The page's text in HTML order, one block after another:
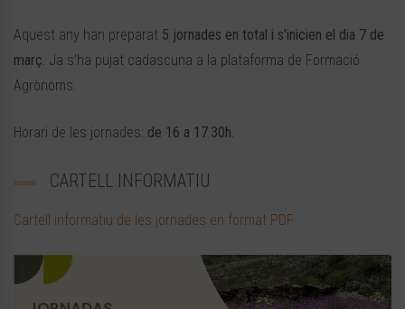
Aquest any han preparat 5 jornades en total i s’inicien el dia 7 de
març. Ja s’ha pujat cadascuna a la plataforma de Formació
Agrònoms.
Horari de les jornades: de 16 a 17.30h.
CARTELL INFORMATIU
Cartell informatiu de les jornades en format PDF